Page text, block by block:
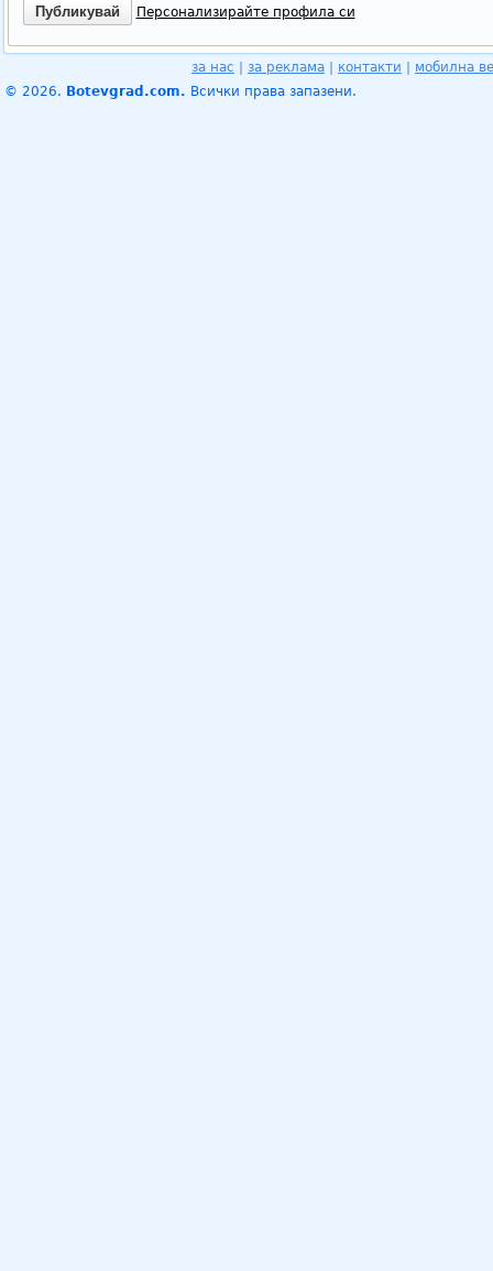
Персонализирайте профила си
за нас за реклама контакти
мобилна
© 2026. Botevgrad.com. Всички права запазени.